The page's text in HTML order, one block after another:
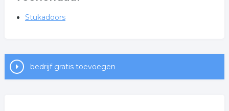
Stukadoors
bedrijf gratis toevoegen